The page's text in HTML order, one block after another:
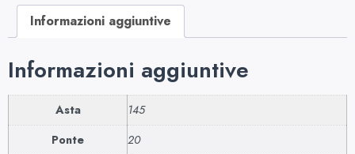
Informazioni aggiuntive
Informazioni aggiuntive
Asta
145
Ponte
20